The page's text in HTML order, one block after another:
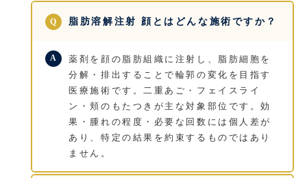
脂肪溶解注射 顔とはどんな施術ですか？
薬剤を顔の脂肪組織に注射し、脂肪細胞を
分解・排出することで輪郭の変化を目指す
医療施術です。二重あご・フェイスライ
ン・頬のもたつきが主な対象部位です。効
果・腫れの程度・必要な回数には個人差が
あり、特定の結果を約束するものではあり
ません。